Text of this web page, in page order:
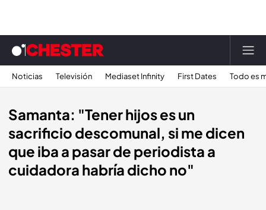
Noticias Televisión Mediaset Infinity First Dates Todo es
Samanta: "Tener hijos es un
sacrificio descomunal, si me dicen
que iba a pasar de periodista a
cuidadora habría dicho no"